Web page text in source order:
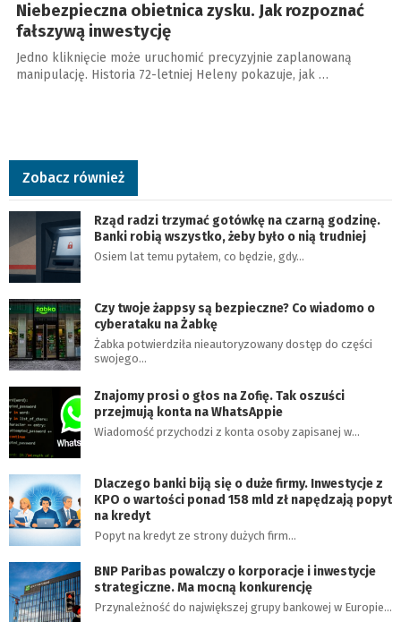
Niebezpieczna obietnica zysku. Jak rozpoznać
fałszywą inwestycję
Jedno kliknięcie może uruchomić precyzyjnie zaplanowaną
manipulację. Historia 72-letniej Heleny pokazuje, jak …
Zobacz również
Rząd radzi trzymać gotówkę na czarną godzinę.
Banki robią wszystko, żeby było o nią trudniej
Osiem lat temu pytałem, co będzie, gdy…
Czy twoje żappsy są bezpieczne? Co wiadomo o
cyberataku na Żabkę
Żabka potwierdziła nieautoryzowany dostęp do części
swojego…
Znajomy prosi o głos na Zofię. Tak oszuści
przejmują konta na WhatsAppie
Wiadomość przychodzi z konta osoby zapisanej w…
Dlaczego banki biją się o duże firmy. Inwestycje z
KPO o wartości ponad 158 mld zł napędzają popyt
na kredyt
Popyt na kredyt ze strony dużych firm…
BNP Paribas powalczy o korporacje i inwestycje
strategiczne. Ma mocną konkurencję
Przynależność do największej grupy bankowej w Europie…